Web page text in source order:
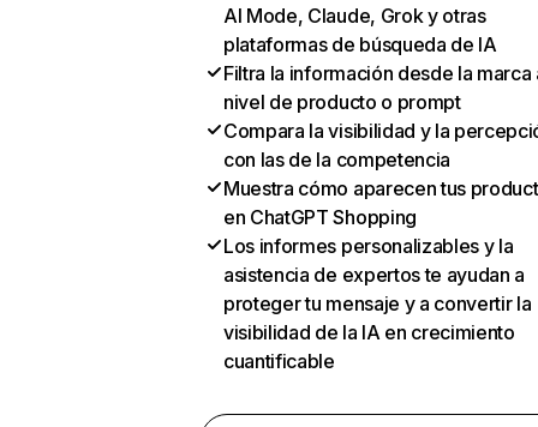
AI Mode, Claude, Grok y otras
plataformas de búsqueda de IA
Filtra la información desde la marca
nivel de producto o prompt
Compara la visibilidad y la
con las de la competencia
Muestra cómo aparecen tus
en ChatGPT Shopping
Los informes personalizables y la
asistencia de expertos te ayudan a
proteger tu mensaje y a convertir la
visibilidad de la IA en crecimiento
cuantificable